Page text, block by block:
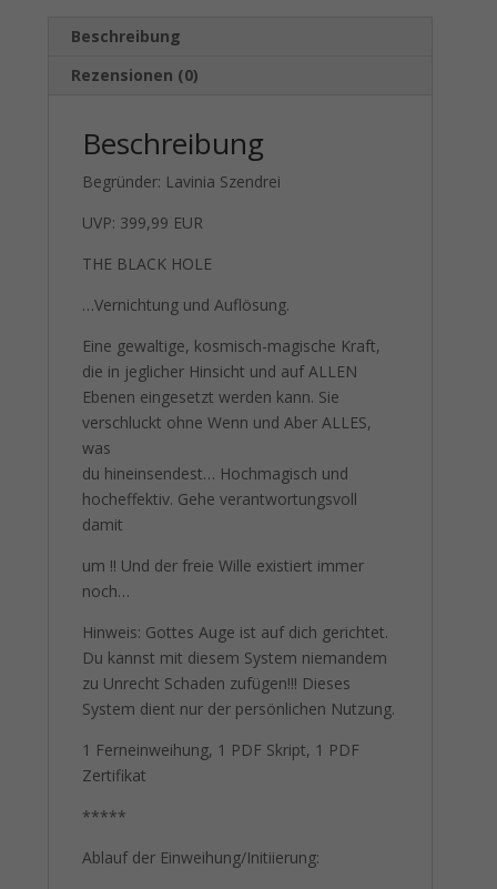
Beschreibung
Rezensionen (0)
Beschreibung
Begründer: Lavinia Szendrei
UVP: 399,99 EUR
THE BLACK HOLE
…Vernichtung und Auflösung.
Eine gewaltige, kosmisch-magische Kraft,
die in jeglicher Hinsicht und auf ALLEN
Ebenen eingesetzt werden kann. Sie
verschluckt ohne Wenn und Aber ALLES,
was
du hineinsendest… Hochmagisch und
hocheffektiv. Gehe verantwortungsvoll
damit
um !! Und der freie Wille existiert immer
noch…
Hinweis: Gottes Auge ist auf dich gerichtet.
Du kannst mit diesem System niemandem
zu Unrecht Schaden zufügen!!! Dieses
System dient nur der persönlichen Nutzung.
1 Ferneinweihung, 1 PDF Skript, 1 PDF
Zertifikat
*****
Ablauf der Einweihung/Initiierung: